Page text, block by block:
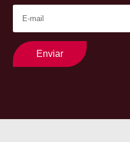
Enviar